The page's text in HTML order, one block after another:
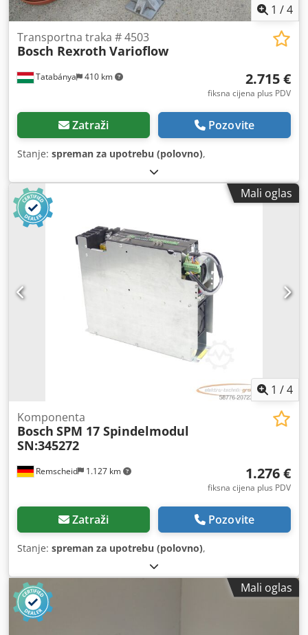
1 /4
Tatabánya 410 km
Transportna traka # 4503
Bosch Rexroth Varioflow
2.715 €
fiksna cijena plus PDV
Zatraži Pozovite
Stanje: spreman za upotrebu (polovno),
Mali oglas
1 /4
Remscheid 1.127 km
Komponenta
Bosch SPM 17 Spindelmodul
SN:345272
1.276 €
fiksna cijena plus PDV
Zatraži Pozovite
Stanje: spreman za upotrebu (polovno),
Mali oglas